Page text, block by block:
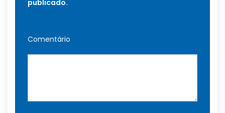
publicado.
Comentário